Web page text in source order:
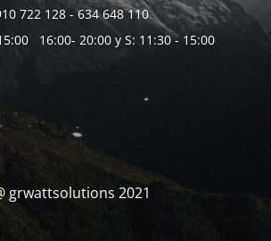
722 128 - 634 648 110
16:00- 20:00 y S: 11:30 - 15:00
grwattsolutions 2021